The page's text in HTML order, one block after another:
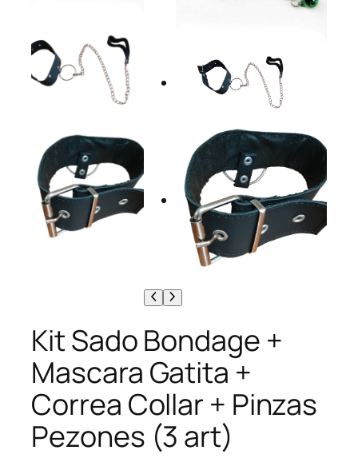
Kit Sado Bondage +
Mascara Gatita +
Correa Collar + Pinzas
Pezones (3 art)